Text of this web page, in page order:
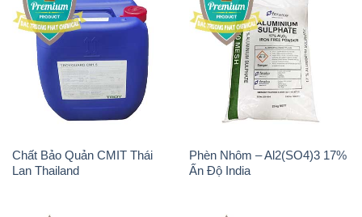
Chất Bảo Quản CMIT Thái
Lan Thailand
Phèn Nhôm – Al2(SO4)3 17%
Ấn Độ India